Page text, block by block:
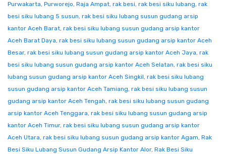
Purwakarta, Purworejo, Raja Ampat, rak besi, rak besi siku lubang, rak
besi siku lubang 5 susun, rak besi siku lubang susun gudang arsip
kantor Aceh Barat, rak besi siku lubang susun gudang arsip kantor
Aceh Barat Daya, rak besi siku lubang susun gudang arsip kantor Aceh
Besar, rak besi siku lubang susun gudang arsip kantor Aceh Jaya, rak
besi siku lubang susun gudang arsip kantor Aceh Selatan, rak besi siku
lubang susun gudang arsip kantor Aceh Singkil, rak besi siku lubang
susun gudang arsip kantor Aceh Tamiang, rak besi siku lubang susun
gudang arsip kantor Aceh Tengah, rak besi siku lubang susun gudang
arsip kantor Aceh Tenggara, rak besi siku lubang susun gudang arsip
kantor Aceh Timur, rak besi siku lubang susun gudang arsip kantor
Aceh Utara, rak besi siku lubang susun gudang arsip kantor Agam, Rak
Besi Siku Lubang Susun Gudang Arsip Kantor Alor, Rak Besi Siku